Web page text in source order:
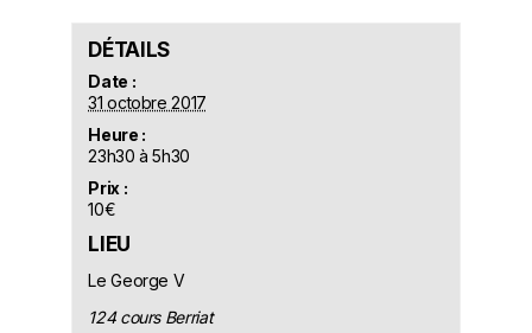
DÉTAILS
Date :
31 octobre 2017
Heure :
23h30 à 5h30
Prix :
10€
LIEU
Le George V
124 cours Berriat